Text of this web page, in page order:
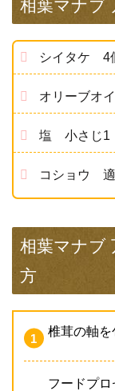
相葉マナブ
シイタケ 4
オリーブオ
塩 小さじ1
コショウ
相葉マナブ
方
椎茸の軸を
フードプロ